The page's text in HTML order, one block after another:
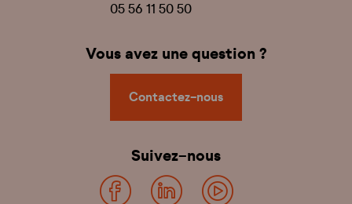
05 56 11 50 50
Vous avez une question ?
Contactez-nous
Suivez-nous